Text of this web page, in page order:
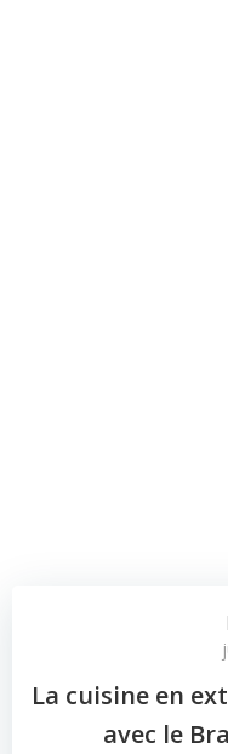
La cuisine en
avec le